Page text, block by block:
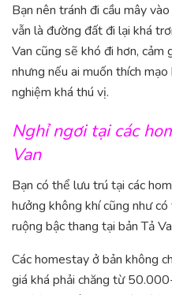
Bạn nên tránh đi cầu mây
vẫn là đường đất đi lại khá
Van cũng sẽ khó đi hơn, cảm
nhưng nếu ai muốn thích
nghiệm khá thú vị.
Nghỉ ngơi tại các
Van
Bạn có thể lưu trú tại các
hưởng không khí cũng như
ruộng bậc thang tại bản Tả
Các homestay ở bản không
giá khá phải chăng từ